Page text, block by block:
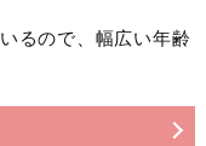
るので、幅広い年齢